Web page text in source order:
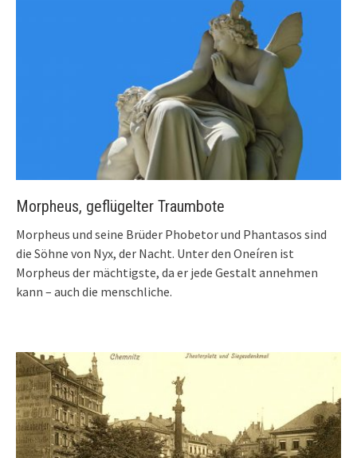
Morpheus, geflügelter Traumbote
Morpheus und seine Brüder Phobetor und Phantasos sind
die Söhne von Nyx, der Nacht. Unter den Oneíren ist
Morpheus der mächtigste, da er jede Gestalt annehmen
kann – auch die menschliche.